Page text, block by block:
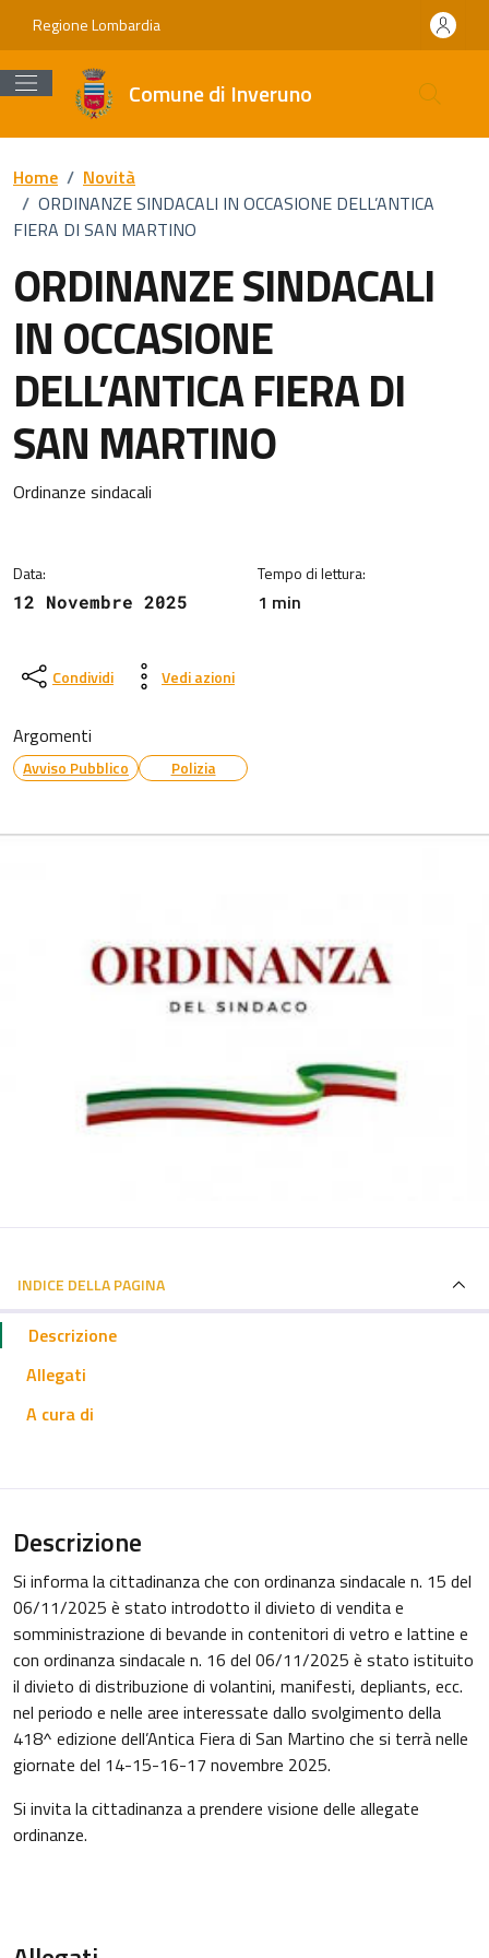
Vai ai contenuti
Vai al footer
Regione Lombardia
Comune di Inveruno
Home / Novità
/ ORDINANZE SINDACALI IN OCCASIONE DELL’ANTICA
FIERA DI SAN MARTINO
ORDINANZE SINDACALI
IN OCCASIONE
DELL’ANTICA FIERA DI
SAN MARTINO
Dettagli della notizia
Ordinanze sindacali
Data:
12 Novembre 2025
Tempo di lettura:
1 min
Condividi Vedi azioni
Argomenti
Avviso Pubblico Polizia
INDICE DELLA PAGINA
Descrizione
Allegati
A cura di
Descrizione
Si informa la cittadinanza che con ordinanza sindacale n. 15 del
06/11/2025 è stato introdotto il divieto di vendita e
somministrazione di bevande in contenitori di vetro e lattine e
con ordinanza sindacale n. 16 del 06/11/2025 è stato istituito
il divieto di distribuzione di volantini, manifesti, depliants, ecc.
nel periodo e nelle aree interessate dallo svolgimento della
418^ edizione dell’Antica Fiera di San Martino che si terrà nelle
giornate del 14-15-16-17 novembre 2025.
Si invita la cittadinanza a prendere visione delle allegate
ordinanze.